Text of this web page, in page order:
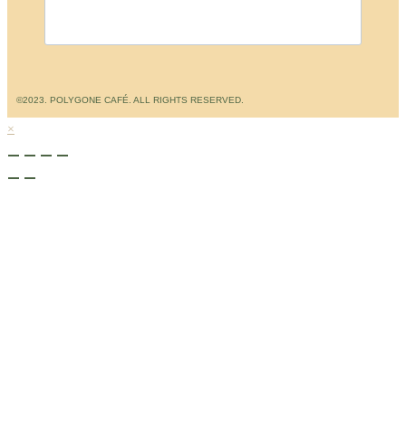
©2023. POLYGONE CAFÉ. ALL RIGHTS RESERVED.
×